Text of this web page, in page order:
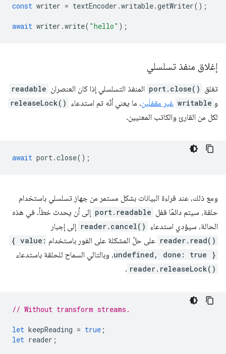
const writer = textEncoder .writable.getWriter();
await writer .write( "hello" );
إغلاق منفذ تسلسلي
تغلق port.close() المنفذ التسلسلي إذا كان العنصران readable
و writable غير مقفلَين، ما يعني أنّه تم استدعاء releaseLock()
لكل من القارئ والكاتب المعنيين.
await port.close();
ومع ذلك، عند قراءة البيانات بشكل مستمر من جهاز تسلسلي باستخدام
حلقة، سيتم دائمًا قفل port.readable إلى أن يحدث خطأ. في هذه
الحالة، سيؤدي استدعاء
reader.cancel() إلى إجبار
reader.read() على حلّ المشكلة على الفور باستخدام { value:
undefined, done: true }، وبالتالي السماح للحلقة باستدعاء
reader.releaseLock()
.
// Without transform streams.
let keepReading = true ;
let reader ;